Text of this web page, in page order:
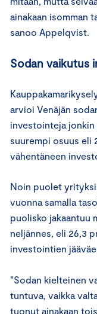
ainakaan isomman
sanoo Appelqvist.
Sodan vaikutus
arvioi Venäjän
investointeja
suurempi osuus eli
vähentäneen
Noin puolet
vuonna samalla
puolisko jakaantuu
neljännes, eli 26,3
investointien
”Sodan kielteinen
tuntuva, vaikka
tuonut ainakaan